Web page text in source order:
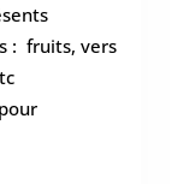
: fruits, vers